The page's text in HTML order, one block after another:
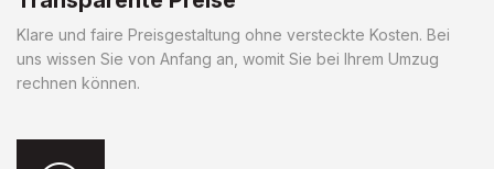
Klare und faire Preisgestaltung ohne versteckte Kosten. Bei
uns wissen Sie von Anfang an, womit Sie bei Ihrem Umzug
rechnen können.